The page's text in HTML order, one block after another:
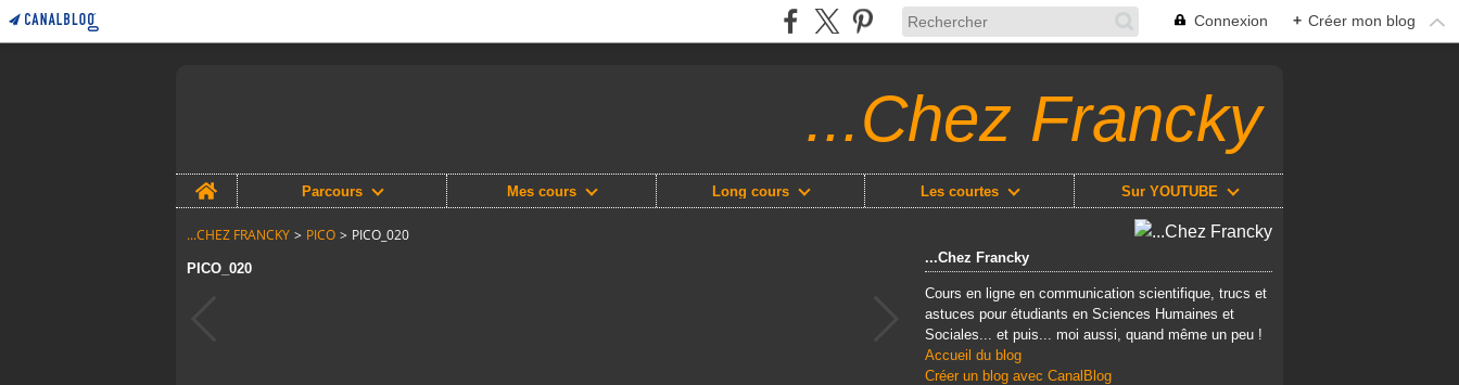
Connexion + Créer mon blog
...Chez Francky
Home
Parcours Mes cours Long cours Les courtes Sur YOUTUBE
...CHEZ FRANCKY > PICO > PICO_020
PICO_020
...Chez Francky
Cours en ligne en communication scientifique, trucs et
astuces pour étudiants en Sciences Humaines et
Sociales... et puis... moi aussi, quand même un peu !
Accueil du blog
Créer un blog avec CanalBlog